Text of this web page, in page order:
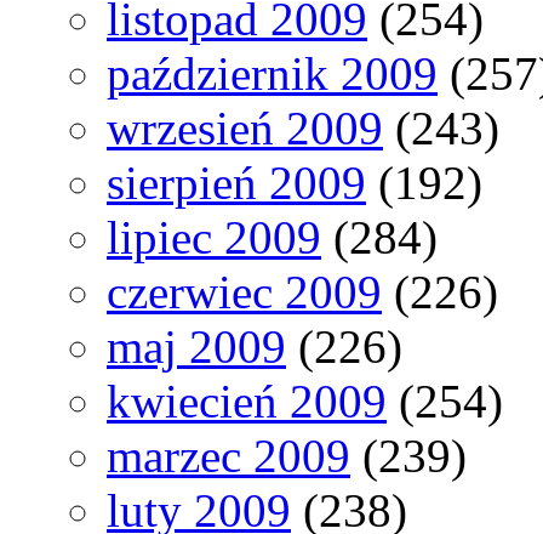
listopad 2009 (254)
październik 2009
wrzesień 2009 (243)
sierpień 2009 (192)
lipiec 2009 (284)
czerwiec 2009 (226)
maj 2009 (226)
kwiecień 2009 (254)
marzec 2009 (239)
luty 2009 (238)